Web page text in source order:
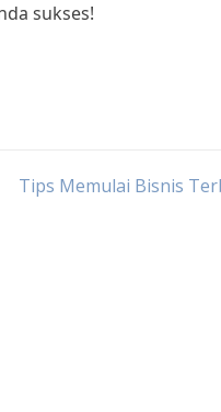
sukses!
Tips Memulai Bisnis